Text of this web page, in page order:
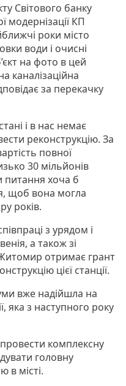
Світового банку
модернізації КП
роки місто
води і очисні
на фото в цей
каналізаційна
за перекачку
і в нас немає
реконструкцію. За
повної
30 мільйонів
питання хоча б
щоб вона могла
років.
з урядом і
а також зі
отримає грант
цієї станції.
вже надійшла на
яка з наступного року
комплексну
головну
в місті.